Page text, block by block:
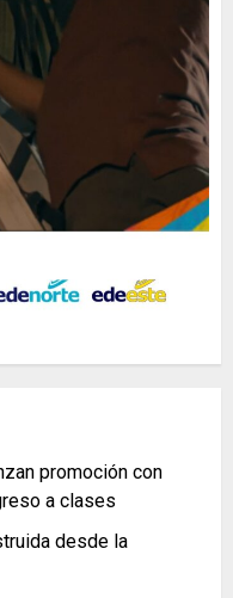
promoción con
a clases
desde la